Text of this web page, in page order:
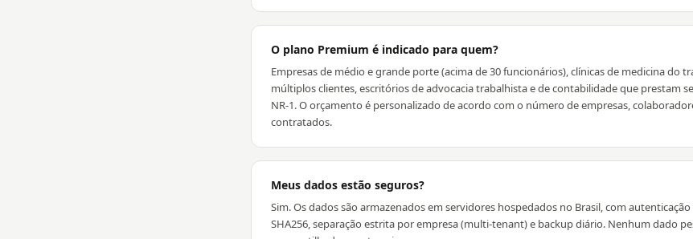
O plano Premium é indicado para quem?
Empresas de médio e grande porte (acima de 30 funcionários), clínicas de medicina do
múltiplos clientes, escritórios de advocacia trabalhista e de contabilidade que prestam
NR-1. O orçamento é personalizado de acordo com o número de empresas,
contratados.
Meus dados estão seguros?
Sim. Os dados são armazenados em servidores hospedados no Brasil, com
SHA256, separação estrita por empresa (multi-tenant) e backup diário. Nenhum dado